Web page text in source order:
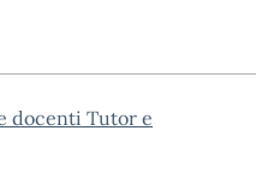
docenti Tutor e